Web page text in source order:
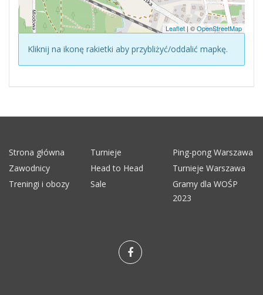
Leaflet| ©OpenStreetMap
Kliknij na ikonę rakietki aby przybliżyć/oddalić mapkę.
Strona główna Turnieje
Ping-pong Warszawa
Zawodnicy
Head to Head
Turnieje Warszawa
Treningi i obozy
Sale
Gramy dla WOŚP
2023